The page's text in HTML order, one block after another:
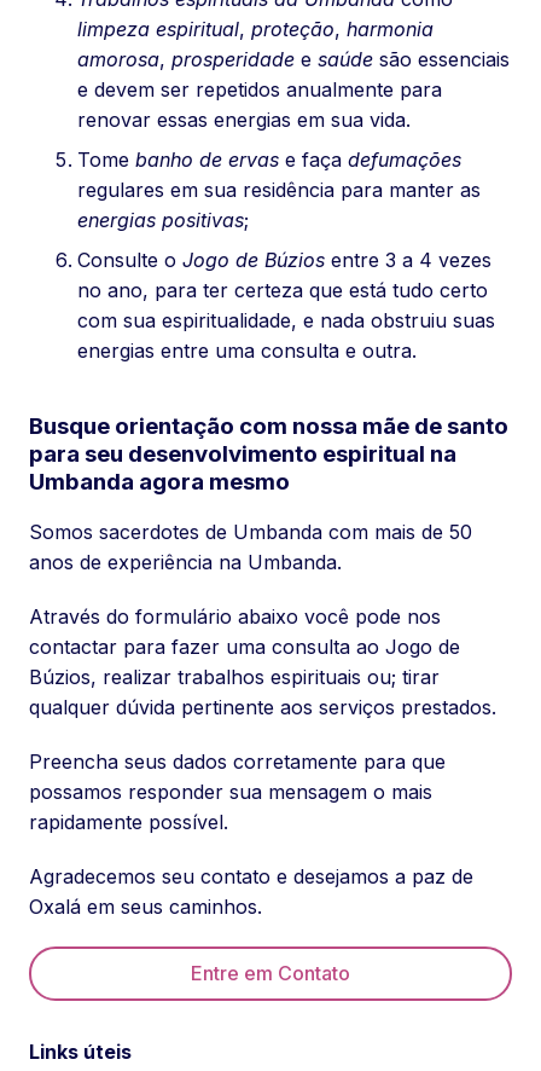
limpeza espiritual, proteção, harmonia
amorosa, prosperidade e saúde são essenciais
e devem ser repetidos anualmente para
renovar essas energias em sua vida.
Tome banho de ervas e faça defumações
regulares em sua residência para manter as
energias positivas;
Consulte o Jogo de Búzios entre 3 a 4 vezes
no ano, para ter certeza que está tudo certo
com sua espiritualidade, e nada obstruiu suas
energias entre uma consulta e outra.
Busque orientação com nossa mãe de santo
para seu desenvolvimento espiritual na
Umbanda agora mesmo
Somos sacerdotes de Umbanda com mais de 50
anos de experiência na Umbanda.
Através do formulário abaixo você pode nos
contactar para fazer uma consulta ao Jogo de
Búzios, realizar trabalhos espirituais ou; tirar
qualquer dúvida pertinente aos serviços prestados.
Preencha seus dados corretamente para que
possamos responder sua mensagem o mais
rapidamente possível.
Agradecemos seu contato e desejamos a paz de
Oxalá em seus caminhos.
Entre em Contato
Links úteis